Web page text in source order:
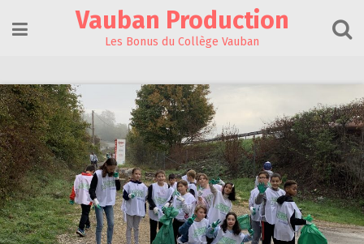
content
Vauban Production
Les Bonus du Collège Vauban